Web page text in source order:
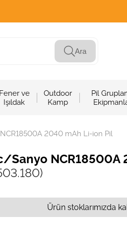
Ara
Fener ve
Işıldak
Outdoor
Kamp
Pil
2040 mAh Li-ion Pil
Sanyo NCR18500A
Ürün stoklarımızda